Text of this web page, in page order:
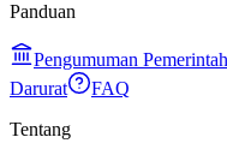
Panduan
Pengumuman Pemerintah
Darurat
FAQ
Tentang